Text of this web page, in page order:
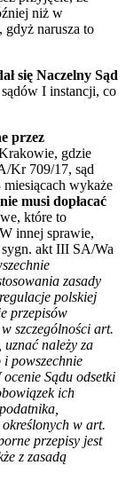
niż w
gdyż narusza to
się Naczelny Sąd
I instancji, co
przez
gdzie
Kr 709/17, sąd
wykaże
nie musi dopłacać
które to
innej sprawie,
akt III SA/Wa
zasady
polskiej
przepisów
szczególności art.
należy za
i powszechnie
Sądu odsetki
ich
w art.
przepisy jest
z zasadą